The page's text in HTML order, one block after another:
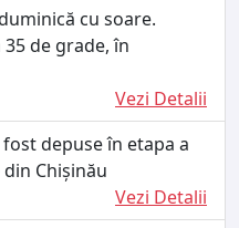
cu soare.
de grade, în
Vezi Detalii
depuse în etapa a
Chișinău
Vezi Detalii